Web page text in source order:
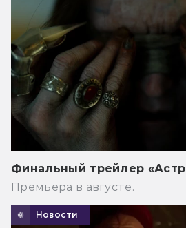
Финальный трейлер
Премьера в августе.
Новости